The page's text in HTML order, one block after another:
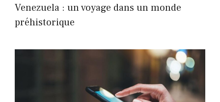
Venezuela : un voyage dans un monde
préhistorique